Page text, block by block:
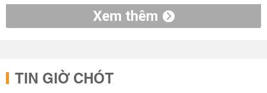
Xem thêm
TIN GIỜ CHÓT